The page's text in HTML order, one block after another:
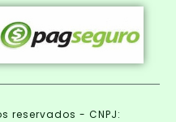
reservados - CNPJ: